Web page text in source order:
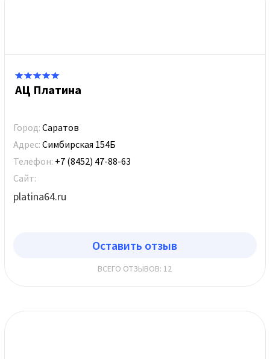
АЦ Платина
Город: Саратов
Адрес: Симбирская 154Б
Телефон: +7 (8452) 47-88-63
Сайт:
platina64.ru
Оставить отзыв
ВСЕГО ОТЗЫВОВ: 12